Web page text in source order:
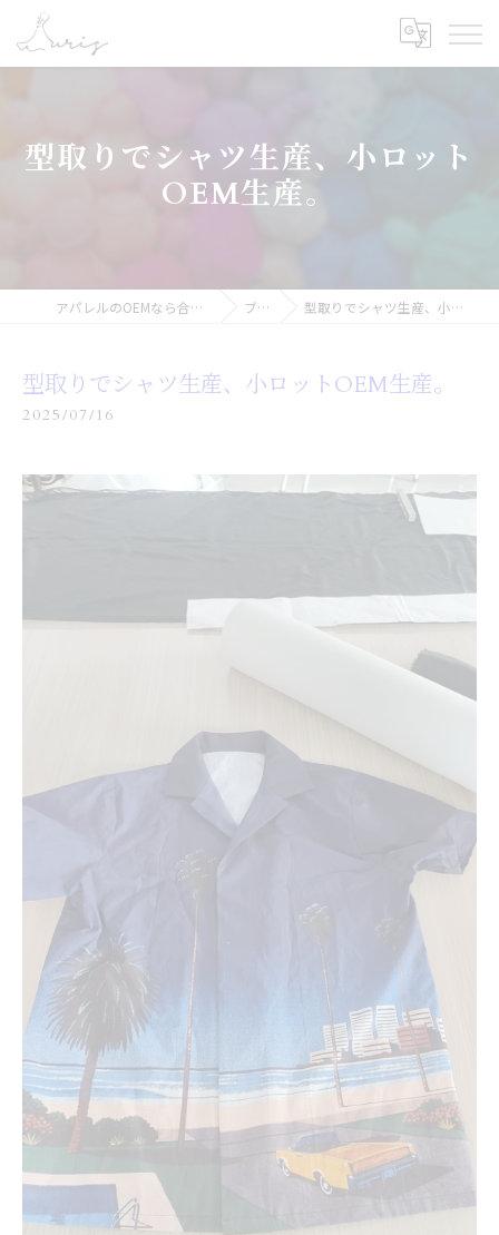
型取りでシャツ生産、小ロット
OEM生産。
アパレルのOEMなら合同会社オーリス ブログ 型取りでシャツ生産、小ロットOEM生産。
型取りでシャツ生産、小ロットOEM生産。
2025/07/16